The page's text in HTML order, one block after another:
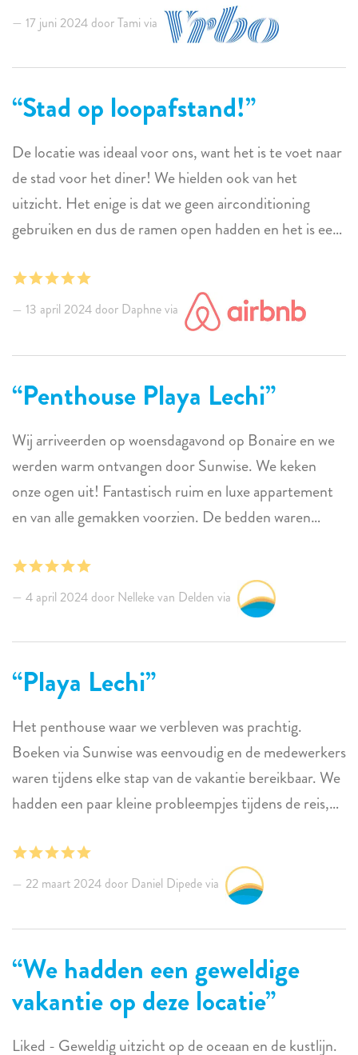
17 juni 2024 door Tami via
Stad op loopafstand!
De locatie was ideaal voor ons, want het is te voet naar
de stad voor het diner! We hielden ook van het
uitzicht. Het enige is dat we geen airconditioning
gebruiken en dus de ramen open hadden en het is een
recht onder ons - veel lawaai van verkeer en honden en
hanen om 4 uur 's ochtends!
13 april 2024 door Daphne via
Penthouse Playa Lechi
Wij arriveerden op woensdagavond op Bonaire en we
werden warm ontvangen door Sunwise. We keken
onze ogen uit! Fantastisch ruim en luxe appartement
en van alle gemakken voorzien. De bedden waren
genieten. In een woord GE-WEL-DIG!!!
4 april 2024 door Nelleke van Delden via
Playa Lechi
Het penthouse waar we verbleven was prachtig.
Boeken via Sunwise was eenvoudig en de medewerkers
waren tijdens elke stap van de vakantie bereikbaar. We
hadden een paar kleine probleempjes tijdens de reis,
de ondersteuning was direct beschikbaar. De
zonsondergangen met uitzicht op de oceaan waren
adembenemend. Niet te ver van de stad. Perfecte
locatie om te snorkelen. Nogmaals bedankt Sunwise!
22 maart 2024 door Daniel Dipede via
We hadden een geweldige
vakantie op deze locatie
Liked - Geweldig uitzicht op de oceaan en de kustlijn.